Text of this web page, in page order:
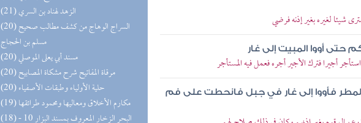
(21) الزهد لهناد بن السري
(20) السراج الوهاج من كشف مطالب صحيح
مسلم بن الحجاج
(20) مسند أبي يعلى الموصلي
(20) مرقاة المفاتيح شرح مشكاة المصابيح
(20) حلية الأولياء وطبقات الأصفياء
(19) مكارم الأخلاق ومعاليها ومحمود طرائقها
(18) البحر الزخار المعروف بمسند البزار 10 -
شيئا لغيره بغير إذنه فرضي
حتى أووا المبيت إلى غار
أجيرا فترك الأجير أجره فعمل فيه المستأجر
فأووا إلى غار في جبل فانحطت على فم